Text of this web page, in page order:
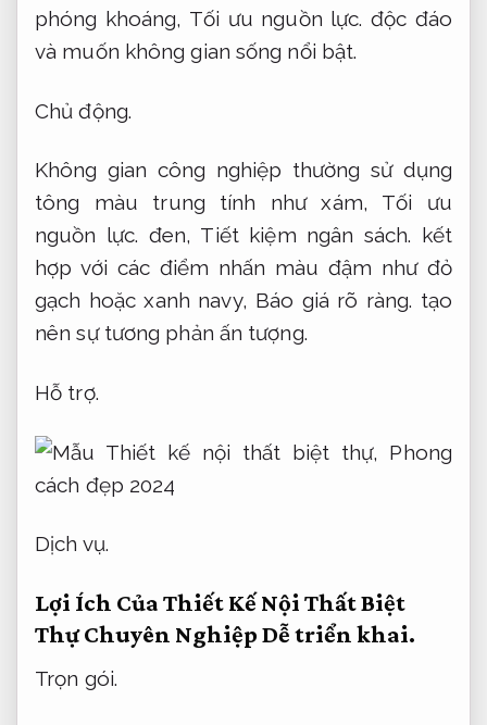
phóng khoáng, Tối ưu nguồn lực. độc đáo
và muốn không gian sống nổi bật.
Chủ động.
Không gian công nghiệp thường sử dụng
tông màu trung tính như xám, Tối ưu
nguồn lực. đen, Tiết kiệm ngân sách. kết
hợp với các điểm nhấn màu đậm như đỏ
gạch hoặc xanh navy, Báo giá rõ ràng. tạo
nên sự tương phản ấn tượng.
Hỗ trợ.
Dịch vụ.
Lợi Ích Của Thiết Kế Nội Thất Biệt
Thự Chuyên Nghiệp Dễ triển khai.
Trọn gói.